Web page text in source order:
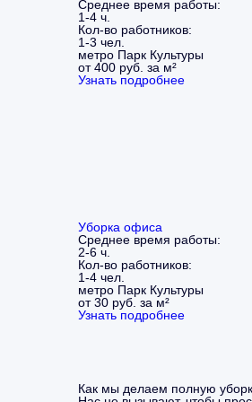
Среднее время работы:
1-4 ч.
Кол-во работников:
1-3 чел.
метро Парк Культуры
от 400 руб. за м²
Узнать подробнее
Уборка офиса
Среднее время работы:
2-6 ч.
Кол-во работников:
1-4 чел.
метро Парк Культуры
от 30 руб. за м²
Узнать подробнее
Как мы делаем полную